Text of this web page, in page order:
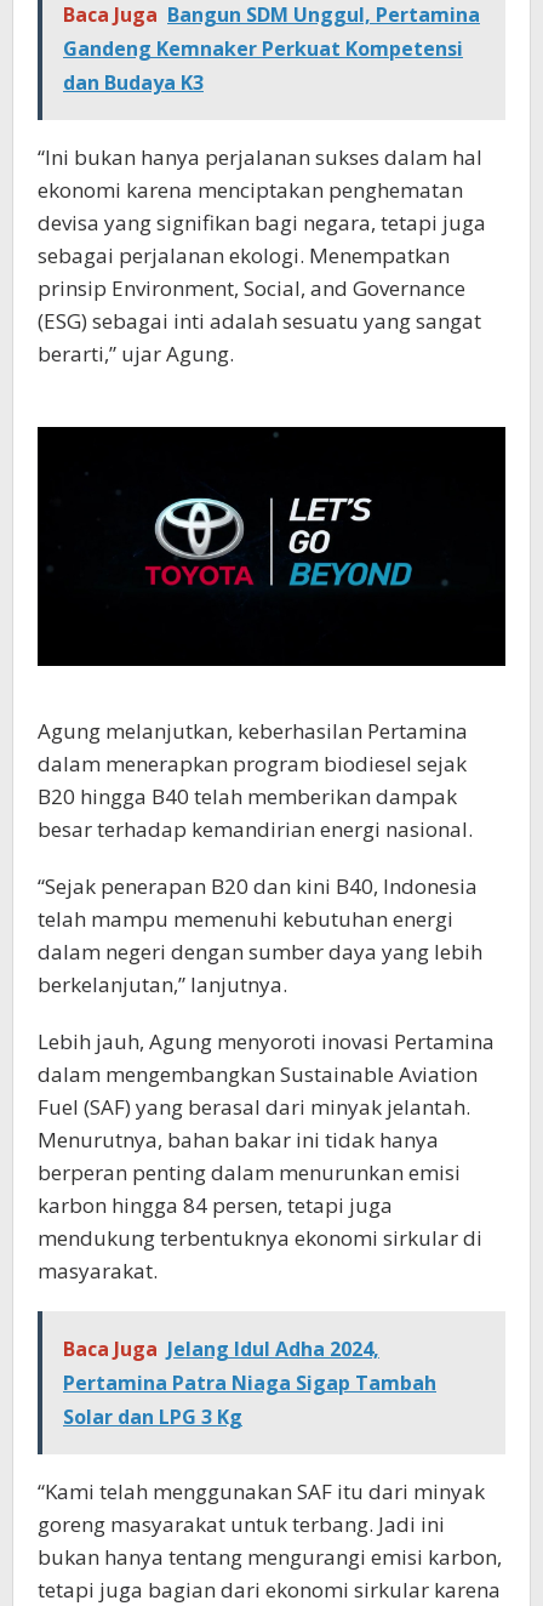
Baca Juga Bangun SDM Unggul, Pertamina
Gandeng Kemnaker Perkuat Kompetensi
dan Budaya K3
“Ini bukan hanya perjalanan sukses dalam hal
ekonomi karena menciptakan penghematan
devisa yang signifikan bagi negara, tetapi juga
sebagai perjalanan ekologi. Menempatkan
prinsip Environment, Social, and Governance
(ESG) sebagai inti adalah sesuatu yang sangat
berarti,” ujar Agung.
Agung melanjutkan, keberhasilan Pertamina
dalam menerapkan program biodiesel sejak
B20 hingga B40 telah memberikan dampak
besar terhadap kemandirian energi nasional.
“Sejak penerapan B20 dan kini B40, Indonesia
telah mampu memenuhi kebutuhan energi
dalam negeri dengan sumber daya yang lebih
berkelanjutan,” lanjutnya.
Lebih jauh, Agung menyoroti inovasi Pertamina
dalam mengembangkan Sustainable Aviation
Fuel (SAF) yang berasal dari minyak jelantah.
Menurutnya, bahan bakar ini tidak hanya
berperan penting dalam menurunkan emisi
karbon hingga 84 persen, tetapi juga
mendukung terbentuknya ekonomi sirkular di
masyarakat.
Baca Juga Jelang Idul Adha 2024,
Pertamina Patra Niaga Sigap Tambah
Solar dan LPG 3 Kg
“Kami telah menggunakan SAF itu dari minyak
goreng masyarakat untuk terbang. Jadi ini
bukan hanya tentang mengurangi emisi karbon,
tetapi juga bagian dari ekonomi sirkular karena